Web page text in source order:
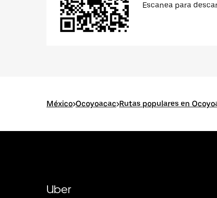
Escanea para
México>Ocoyoacac>Rutas populares en
Uber